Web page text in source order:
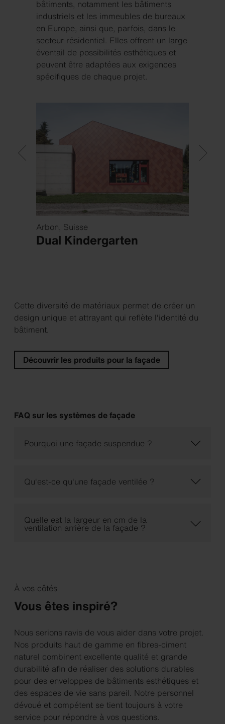
bâtiments, notamment les bâtiments
industriels et les immeubles de bureaux
en Europe, ainsi que, parfois, dans le
secteur résidentiel. Elles offrent un large
éventail de possibilités esthétiques et
peuvent être adaptées aux exigences
spécifiques de chaque projet.
Arbon, Suisse
Dual Kindergarten
Cette diversité de matériaux permet de créer un
design unique et attrayant qui reflète l'identité du
bâtiment.
Découvrir les produits pour la façade
FAQ sur les systèmes de façade
Pourquoi une façade suspendue ?
Qu'est-ce qu'une façade ventilée ?
Quelle est la largeur en cm de la
ventilation arrière de la façade ?
À vos côtés
Vous êtes inspiré?
Nous serions ravis de vous aider dans votre projet.
Nos produits haut de gamme en fibres-ciment
naturel combinent excellente qualité et grande
durabilité afin de réaliser des solutions durables
pour des enveloppes de bâtiments esthétiques et
des espaces de vie sans pareil. Notre personnel
dévoué et compétent se tient toujours à votre
service pour répondre à vos questions.